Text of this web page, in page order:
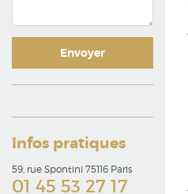
Infos pratiques
59, rue Spontini 75116 Paris
01 45 53 27 17